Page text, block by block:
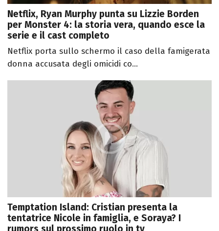
Netflix, Ryan Murphy punta su Lizzie Borden
per Monster 4: la storia vera, quando esce la
serie e il cast completo
Netflix porta sullo schermo il caso della famigerata
donna accusata degli omicidi co...
Temptation Island: Cristian presenta la
tentatrice Nicole in famiglia, e Soraya? I
rumors sul prossimo ruolo in tv